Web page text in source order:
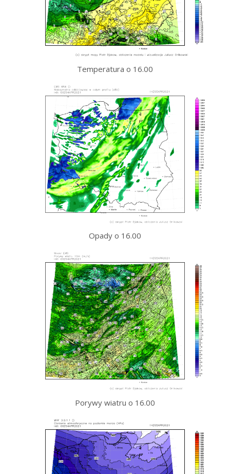
Temperatura o 16.00
Opady o 16.00
Porywy wiatru o 16.00